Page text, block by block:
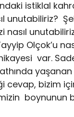
istiklal
unutabiliriz?
Olçok’u
var.
yaşanan
bizim
boynunun